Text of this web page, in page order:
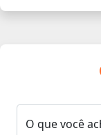
O que você